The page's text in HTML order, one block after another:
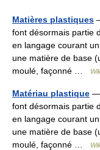
Matières plastiques
font désormais partie
en langage courant
une matière de base
moulé, façonné …
Matériau plastique —
font désormais partie
en langage courant
une matière de base
moulé, façonné …